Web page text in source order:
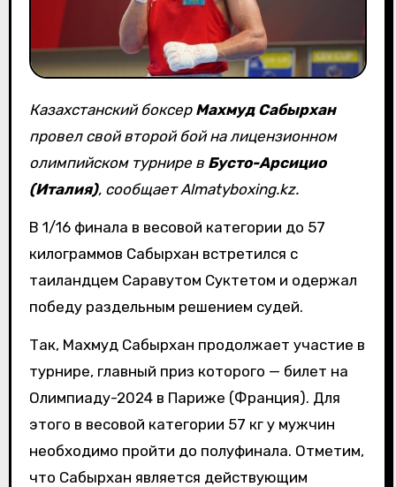
Казахстанский боксер Махмуд Сабырхан
провел свой второй бой на лицензионном
олимпийском турнире в Бусто-Арсицио
(Италия), сообщает Almatyboxing.kz.
В 1/16 финала в весовой категории до 57
килограммов Сабырхан встретился с
таиландцем Саравутом Суктетом и одержал
победу раздельным решением судей.
Так, Махмуд Сабырхан продолжает участие в
турнире, главный приз которого — билет на
Олимпиаду-2024 в Париже (Франция). Для
этого в весовой категории 57 кг у мужчин
необходимо пройти до полуфинала. Отметим,
что Сабырхан является действующим